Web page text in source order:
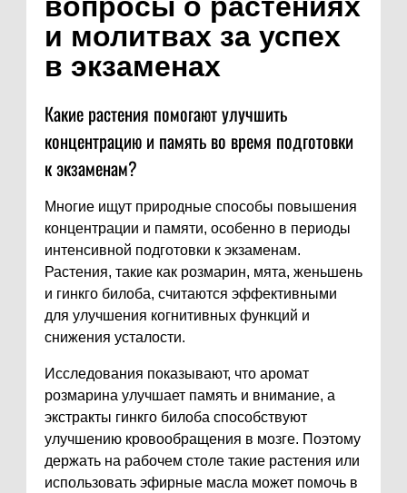
и молитвах за успех
в экзаменах
Какие растения помогают улучшить
концентрацию и память во время подготовки
к экзаменам?
Многие ищут природные способы повышения
концентрации и памяти, особенно в периоды
интенсивной подготовки к экзаменам.
Растения, такие как розмарин, мята, женьшень
и гинкго билоба, считаются эффективными
для улучшения когнитивных функций и
снижения усталости.
Исследования показывают, что аромат
розмарина улучшает память и внимание, а
экстракты гинкго билоба способствуют
улучшению кровообращения в мозге. Поэтому
держать на рабочем столе такие растения или
использовать эфирные масла может помочь в